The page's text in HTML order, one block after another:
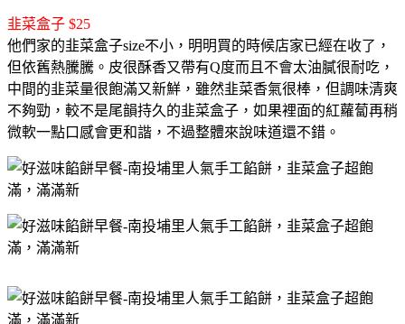
韭菜盒子 $25
他們家的韭菜盒子size不小，明明買的時候店家已經在收了，
但依舊熱騰騰。皮很酥香又帶有Q度而且不會太油膩很耐吃，
中間的韭菜量很飽滿又新鮮，雖然韭菜香氣很棒，但調味清爽
不夠勁，較不是尾韻持久的韭菜盒子，如果裡面的紅蘿蔔再稍
微軟一點口感會更和諧，不過整體來說味道還不錯。